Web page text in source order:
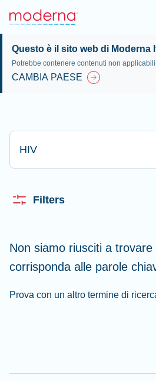
Questo è il sito web di Moderna
Potrebbe contenere contenuti non
CAMBIA PAESE
Digita qui per effettuare la ricerca
Filters
Non siamo riusciti a trovare
corrisponda alle parole
Prova con un altro termine di